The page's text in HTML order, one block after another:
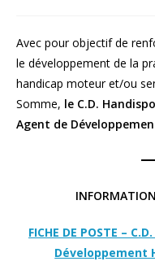
Avec pour objectif de
le développement de la
handicap moteur et/ou
Somme, le C.D.
Agent de
FICHE DE POSTE –
Développement